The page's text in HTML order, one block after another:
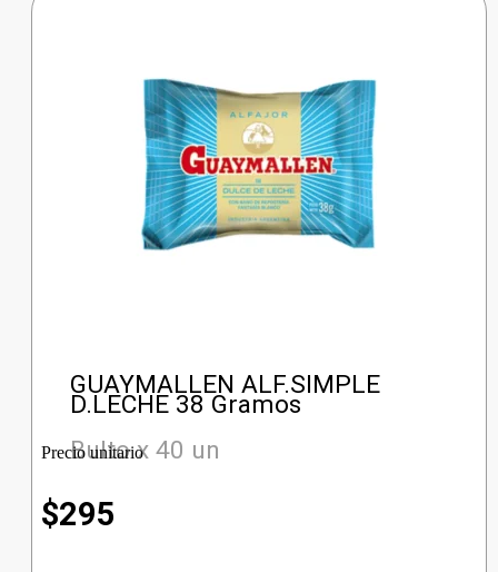
GUAYMALLEN ALF.SIMPLE
D.LECHE 38 Gramos
Bulto x 40 un
Precio unitario
$295